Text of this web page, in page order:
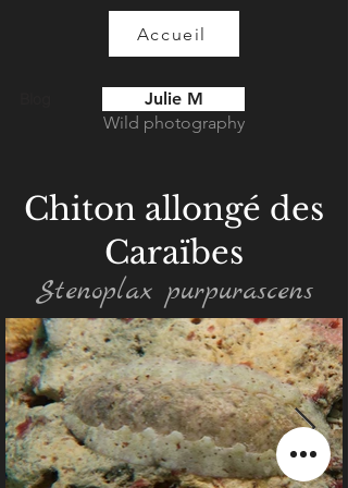
Accueil
Julie M
Wild photography
Chiton allongé des
Caraïbes
Stenoplax purpurascens